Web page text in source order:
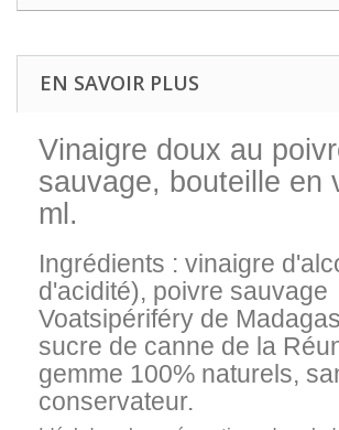
EN SAVOIR PLUS
Vinaigre doux au
sauvage, bouteille en
ml.
Ingrédients : vinaigre
d'acidité), poivre sauvage
Voatsipériféry de
sucre de canne de la
gemme 100% naturels,
conservateur.